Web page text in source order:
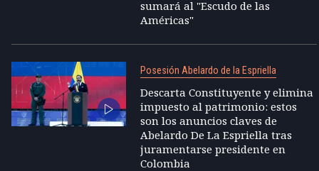
sumará al "Escudo de las
Américas"
Posesión Abelardo de la Espriella
Descarta Constituyente y elimina
impuesto al patrimonio: estos
son los anuncios claves de
Abelardo De La Espriella tras
juramentarse presidente en
Colombia